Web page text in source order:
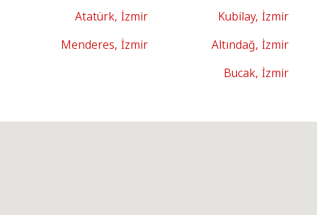
Kubilay, İzmir
Atatürk, İzmir
Altındağ, İzmir
Menderes, İzmir
Bucak, İzmir